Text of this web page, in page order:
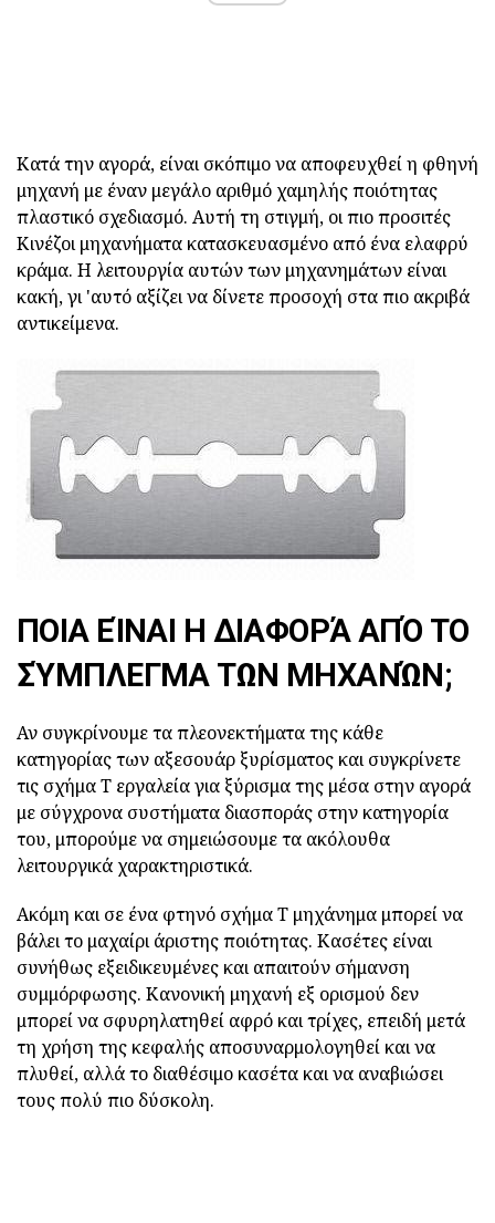
Κατά την αγορά, είναι σκόπιμο να αποφευχθεί η φθηνή
μηχανή με έναν μεγάλο αριθμό χαμηλής ποιότητας
πλαστικό σχεδιασμό. Αυτή τη στιγμή, οι πιο προσιτές
Κινέζοι μηχανήματα κατασκευασμένο από ένα ελαφρύ
κράμα. Η λειτουργία αυτών των μηχανημάτων είναι
κακή, γι 'αυτό αξίζει να δίνετε προσοχή στα πιο ακριβά
αντικείμενα.
ΠΟΙΑ ΕΊΝΑΙ Η ΔΙΑΦΟΡΆ ΑΠΌ ΤΟ
ΣΎΜΠΛΕΓΜΑ ΤΩΝ ΜΗΧΑΝΏΝ;
Αν συγκρίνουμε τα πλεονεκτήματα της κάθε
κατηγορίας των αξεσουάρ ξυρίσματος και συγκρίνετε
τις σχήμα Τ εργαλεία για ξύρισμα της μέσα στην αγορά
με σύγχρονα συστήματα διασποράς στην κατηγορία
του, μπορούμε να σημειώσουμε τα ακόλουθα
λειτουργικά χαρακτηριστικά.
Ακόμη και σε ένα φτηνό σχήμα Τ μηχάνημα μπορεί να
βάλει το μαχαίρι άριστης ποιότητας. Κασέτες είναι
συνήθως εξειδικευμένες και απαιτούν σήμανση
συμμόρφωσης. Κανονική μηχανή εξ ορισμού δεν
μπορεί να σφυρηλατηθεί αφρό και τρίχες, επειδή μετά
τη χρήση της κεφαλής αποσυναρμολογηθεί και να
πλυθεί, αλλά το διαθέσιμο κασέτα και να αναβιώσει
τους πολύ πιο δύσκολη.